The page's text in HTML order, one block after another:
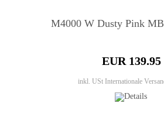
M4000 W Dusty Pink
EUR 139.95
inkl. USt Internationale